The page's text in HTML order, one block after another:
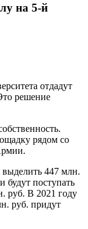
на 5-й
отдадут
решение
рядом со
выделить 447 млн.
будут поступать
руб. В 2021 году
руб. придут